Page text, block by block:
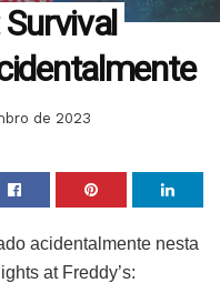
Survival
de 2023
acidentalmente nesta
at Freddy’s: